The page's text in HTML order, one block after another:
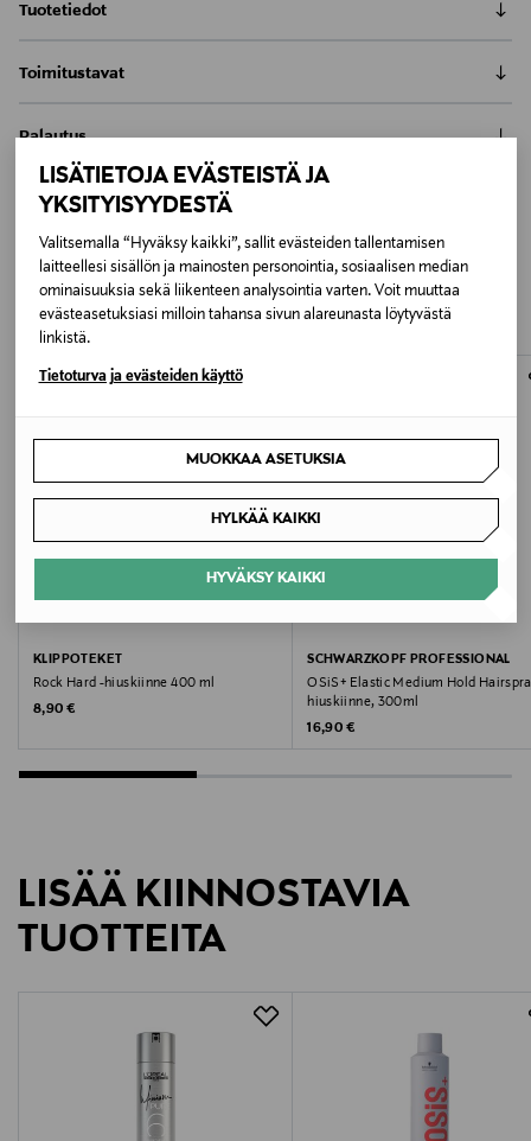
LISÄTIETOJA EVÄSTEISTÄ JA
YKSITYISYYDESTÄ
Valitsemalla “Hyväksy kaikki”, sallit evästeiden tallentamisen
laitteellesi sisällön ja mainosten personointia, sosiaalisen median
ominaisuuksia sekä liikenteen analysointia varten. Voit muuttaa
evästeasetuksiasi milloin tahansa sivun alareunasta löytyvästä
linkistä.
Tietoturva ja evästeiden käyttö
MUOKKAA ASETUKSIA
HYLKÄÄ KAIKKI
HYVÄKSY KAIKKI
Tuotetiedot
voimakkaan tuen. Sisältää UV-suojan ja
Tuotenumero
144850950
Ihotyyppi
Herkkä iho
250 ml
Valmistusmaa
Valmistaja
KIILTOCLEAN OY
asiakaspalvelu@kiilto.com
Toimitustavat
Toimitus automaattiin tai noutopisteeseen
0,00 € – 4,90 €
Kotiinkuljetus
7,90 €–50,00 € kuljetusyhtiöstä ja tuotteen koosta riippuen
Pikatoimitus Wolt
osoitteeseen.
Palautus
Meille on hyvin tärkeää, että olet tyytyväinen tilaukseesi. Voit
palauttaa tilaamasi tuotteen 30 vuorokauden kuluessa
tuotteen vastaanottamisesta. Kosmetiikka- ja
luontaistuotepakkaukset tulee palauttaa avaamattomissa
alkuperäispakkauksissaan ja palautettavan tuotteen sinetin
tulee olla ehjä. Avattua tuotetta ei voi palauttaa.
SAATTAISIT TYKÄTÄ MYÖS
NÄISTÄ
KLIPPOTEKET
Rock Hard -hiuskiinne 400 ml
Original Price
8,90 €
SCHWARZKOPF PROFESSIONAL
OSiS+ Elastic Medium Hold
hiuskiinne, 300ml
Original Price
16,90 €
LISÄÄ KIINNOSTAVIA
TUOTTEITA